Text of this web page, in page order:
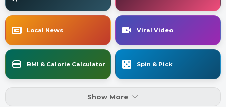
Local News Viral Video
BMI & Calorie Calculator Spin & Pick
Show More